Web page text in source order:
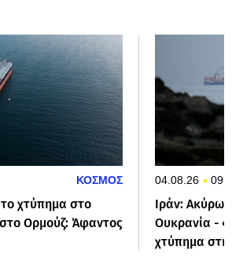
ΚΟΣΜΟΣ
χτύπημα στο
Ορμούζ: Άφαντος
04.08.26
Ιράν:
Ουκρανία -
χτύπημα